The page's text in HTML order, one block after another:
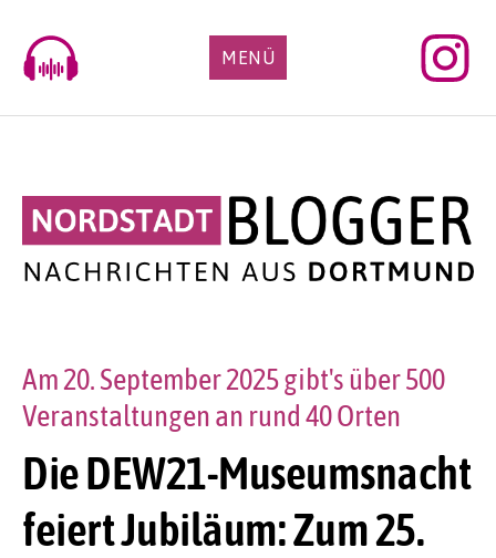
content
MENÜ
Die DEW21-Museumsnacht
feiert Jubiläum: Zum 25.
Am 20. September 2025 gibt's über 500
Veranstaltungen an rund 40 Orten